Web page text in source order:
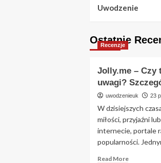
Uwodzenie
Ostatnie
Recenzje
Jolly.me – Czy
uwagi?
uwodzenieuk 23
W dzisiejszych
miłości, przyjaźni
internecie, portale
popularności.
Read MoreRead